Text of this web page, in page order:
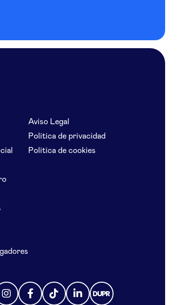
Aviso Legal
Politica de privacidad
Politica de cookies